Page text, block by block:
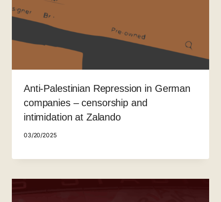
Anti-Palestinian Repression in German
companies – censorship and
intimidation at Zalando
03/20/2025